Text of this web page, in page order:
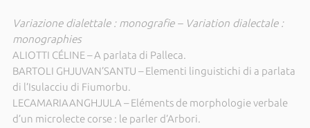
Variazione dialettale : monografie – Variation dialectale :
monographies
ALIOTTI CÉLINE – A parlata di Palleca.
BARTOLI GHJUVAN’SANTU – Elementi linguistichi di a parlata
di l’Isulacciu di Fiumorbu.
LECAMARIAANGHJULA – Eléments de morphologie verbale
d’un microlecte corse : le parler d’Arbori.